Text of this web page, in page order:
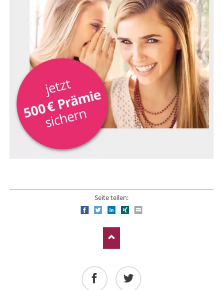
Seite teilen:
FacebookTwitterLinkedIn
Xing